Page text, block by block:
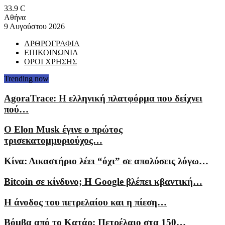
33.9 C
Αθήνα
9 Αυγούστου 2026
ΑΡΘΡΟΓΡΑΦΙΑ
ΕΠΙΚΟΙΝΩΝΙΑ
ΟΡΟΙ ΧΡΗΣΗΣ
Trending now
AgoraTrace: Η ελληνική πλατφόρμα που δείχνει
πού…
Ο Elon Musk έγινε ο πρώτος
τρισεκατομμυριούχος…
Κίνα: Δικαστήριο λέει “όχι” σε απολύσεις λόγω…
Bitcoin σε κίνδυνο; Η Google βλέπει κβαντική…
Η άνοδος του πετρελαίου και η πίεση…
Βόμβα από το Κατάρ: Πετρέλαιο στα 150…